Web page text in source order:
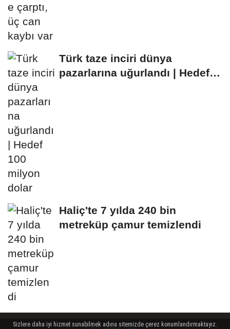
Türk taze inciri dünya
pazarlarına uğurlandı | Hedef
Haliç'te 7 yılda 240 bin
metreküp çamur temizlendi
Sizlere daha iyi hizmet sunabilmek adına sitemizde çerez konumlandırmaktayız.